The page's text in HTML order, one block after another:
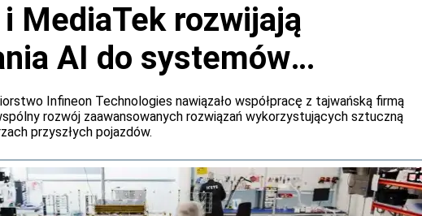
MediaTek rozwijają
AI do systemów
samochodów
Infineon Technologies nawiązało współpracę z tajwańską firmą
rozwój zaawansowanych rozwiązań wykorzystujących sztuczną
przyszłych pojazdów.